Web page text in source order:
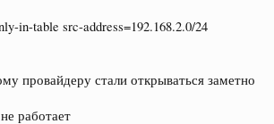
in-table src-address=192.168.2.0/24
провайдеру стали открываться заметно
работает